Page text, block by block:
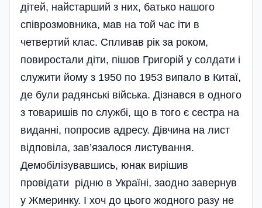
дітей, найстарший з них, батько нашого
співрозмовника, мав на той час іти в
четвертий клас. Спливав рік за роком,
повиростали діти, пішов Григорій у солдати і
служити йому з 1950 по 1953 випало в Китаї,
де були радянські війська. Дізнався в одного
з товаришів по службі, що в того є сестра на
виданні, попросив адресу. Дівчина на лист
відповіла, зав’язалося листування.
Демобілізувавшись, юнак вирішив
провідати рідню в Україні, заодно завернув
у Жмеринку. І хоч до цього жодного разу не